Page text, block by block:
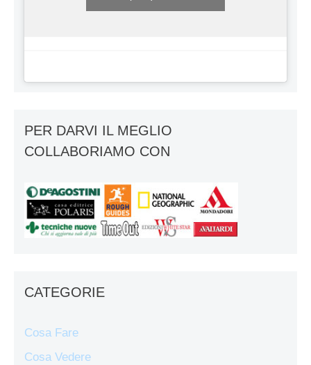
PER DARVI IL MEGLIO
COLLABORIAMO CON
CATEGORIE
Cosa Fare
Cosa Vedere